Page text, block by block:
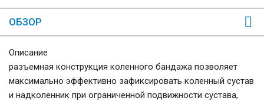
ОБЗОР
Описание
разъемная конструкция коленного бандажа позволяет
максимально эффективно зафиксировать коленный сустав
и надколенник при ограниченной подвижности сустава,